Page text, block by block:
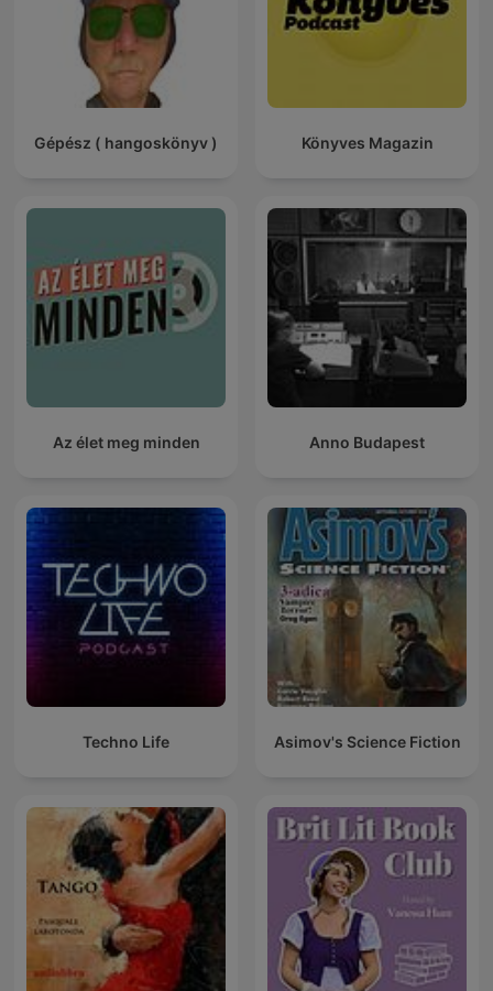
Gépész ( hangoskönyv ) Könyves Magazin
Az élet meg minden Anno Budapest
Techno Life Asimov's Science Fiction